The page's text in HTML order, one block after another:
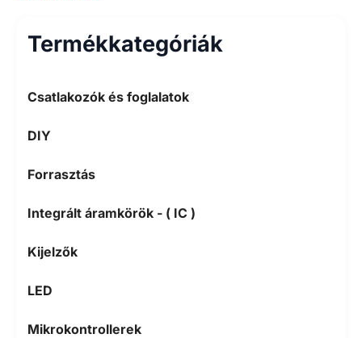
Termékkategóriák
Csatlakozók és foglalatok
DIY
Forrasztás
Integrált áramkörök - ( IC )
Kijelzők
LED
Mikrokontrollerek